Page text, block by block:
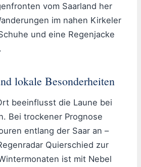
vom Saarland her
im nahen Kirkeler
und eine Regenjacke
lokale Besonderheiten
beeinflusst die Laune bei
Bei trockener Prognose
entlang der Saar an –
Quierschied zur
ist mit Nebel